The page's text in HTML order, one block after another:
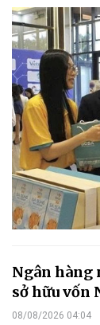
Ngân hàng
sở hữu vốn
08/08/2026 04:04